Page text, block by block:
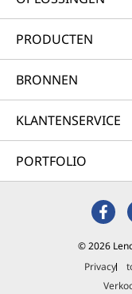
PRODUCTEN
BRONNEN
KLANTENSERVICE
PORTFOLIO
© 2026
Privacy